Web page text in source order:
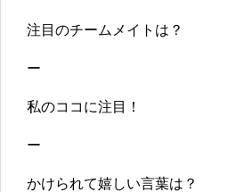
注目のチームメイトは？
ー
私のココに注目！
ー
かけられて嬉しい言葉は？